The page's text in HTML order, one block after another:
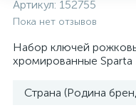
Артикул: 152755
Пока нет отзывов
Набор ключей
хромированные Sparta
Страна (Родина